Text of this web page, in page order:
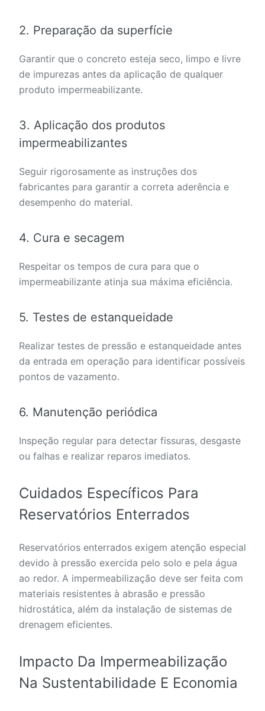
2. Preparação da superfície
Garantir que o concreto esteja seco, limpo e livre
de impurezas antes da aplicação de qualquer
produto impermeabilizante.
3. Aplicação dos produtos
impermeabilizantes
Seguir rigorosamente as instruções dos
fabricantes para garantir a correta aderência e
desempenho do material.
4. Cura e secagem
Respeitar os tempos de cura para que o
impermeabilizante atinja sua máxima eficiência.
5. Testes de estanqueidade
Realizar testes de pressão e estanqueidade antes
da entrada em operação para identificar possíveis
pontos de vazamento.
6. Manutenção periódica
Inspeção regular para detectar fissuras, desgaste
ou falhas e realizar reparos imediatos.
Cuidados Específicos Para
Reservatórios Enterrados
Reservatórios enterrados exigem atenção especial
devido à pressão exercida pelo solo e pela água
ao redor. A impermeabilização deve ser feita com
materiais resistentes à abrasão e pressão
hidrostática, além da instalação de sistemas de
drenagem eficientes.
Impacto Da Impermeabilização
Na Sustentabilidade E Economia